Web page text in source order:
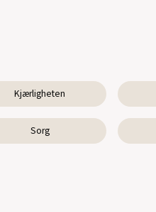
Kjærligheten
Sorg